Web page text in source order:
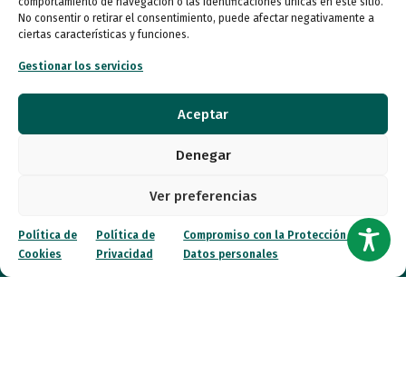
No consentir o retirar el consentimiento, puede afectar negativamente a
ciertas características y funciones.
Gestionar los servicios
Aceptar
Denegar
Ver preferencias
Política de
Cookies
Política de
Privacidad
Compromiso con la Protección de
Datos personales
Autismo